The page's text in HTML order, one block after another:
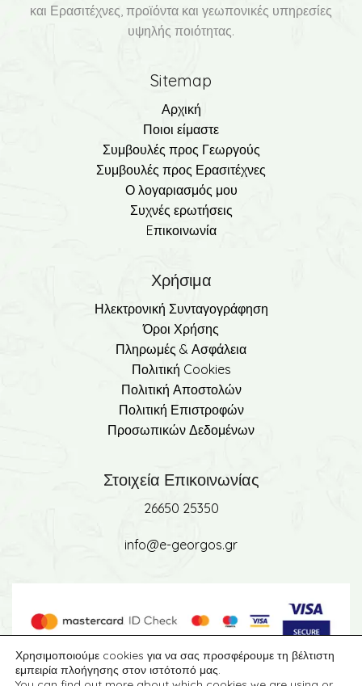
και Ερασιτέχνες, προϊόντα και γεωπονικές υπηρεσίες
υψηλής ποιότητας.
Sitemap
Αρχική
Ποιοι είμαστε
Συμβουλές προς Γεωργούς
Συμβουλές προς Ερασιτέχνες
Ο λογαριασμός μου
Συχνές ερωτήσεις
Eπικοινωνία
Χρήσιμα
Ηλεκτρονική Συνταγογράφηση
Όροι Χρήσης
Πληρωμές & Ασφάλεια
Πολιτική Cookies
Πολιτική Αποστολών
Πολιτική Επιστροφών
Προσωπικών Δεδομένων
Στοιχεία Επικοινωνίας
26650 25350
info@e-georgos.gr
Χρησιμοποιούμε cookies για να σας προσφέρουμε τη βέλτιστη
εμπειρία πλοήγησης στον ιστότοπό μας.